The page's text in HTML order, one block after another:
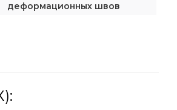
деформационных швов